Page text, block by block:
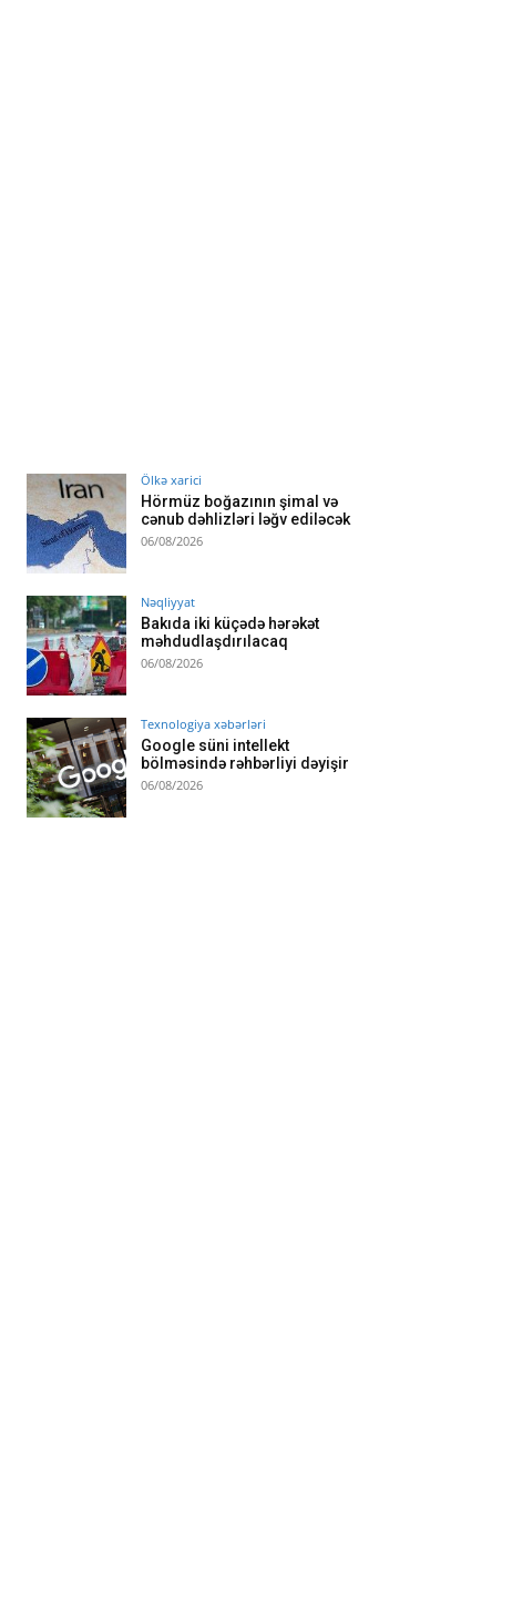
Ölkə xarici
Hörmüz boğazının şimal və
cənub dəhlizləri ləğv ediləcək
06/08/2026
Nəqliyyat
Bakıda iki küçədə hərəkət
məhdudlaşdırılacaq
06/08/2026
Texnologiya xəbərləri
Google süni intellekt
bölməsində rəhbərliyi dəyişir
06/08/2026